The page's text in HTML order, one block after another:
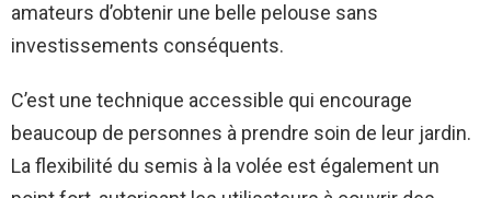
amateurs d’obtenir une belle pelouse sans
investissements conséquents.
C’est une technique accessible qui encourage
beaucoup de personnes à prendre soin de leur jardin.
La flexibilité du semis à la volée est également un